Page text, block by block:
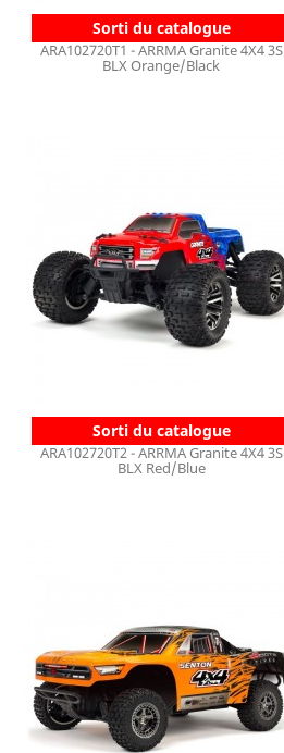
Sorti du catalogue
ARA102720T1 - ARRMA Granite 4X4 3S
BLX Orange/Black
Sorti du catalogue
ARA102720T2 - ARRMA Granite 4X4 3S
BLX Red/Blue